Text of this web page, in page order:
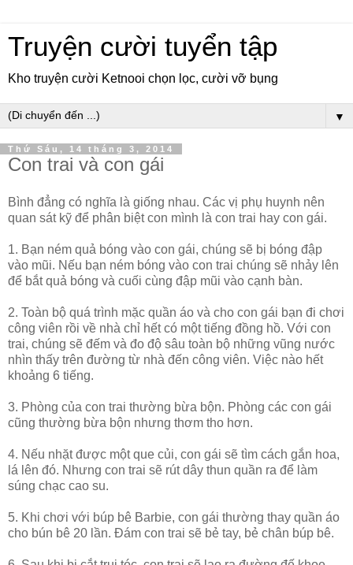
Truyện cười tuyển tập
Kho truyện cười Ketnooi chọn lọc, cười vỡ bụng
▼
Thứ Sáu, 14 tháng 3, 2014
Con trai và con gái
Bình đẳng có nghĩa là giống nhau. Các vị phụ huynh nên
quan sát kỹ để phân biệt con mình là con trai hay con gái.
1. Bạn ném quả bóng vào con gái, chúng sẽ bị bóng đập
vào mũi. Nếu bạn ném bóng vào con trai chúng sẽ nhảy lên
để bắt quả bóng và cuối cùng đập mũi vào cạnh bàn.
2. Toàn bộ quá trình mặc quần áo và cho con gái bạn đi chơi
công viên rồi về nhà chỉ hết có một tiếng đồng hồ. Với con
trai, chúng sẽ đếm và đo độ sâu toàn bộ những vũng nước
nhìn thấy trên đường từ nhà đến công viên. Việc nào hết
khoảng 6 tiếng.
3. Phòng của con trai thường bừa bộn. Phòng các con gái
cũng thường bừa bộn nhưng thơm tho hơn.
4. Nếu nhặt được một que củi, con gái sẽ tìm cách gắn hoa,
lá lên đó. Nhưng con trai sẽ rút dây thun quần ra để làm
súng chạc cao su.
5. Khi chơi với búp bê Barbie, con gái thường thay quần áo
cho bún bê 20 lần. Đám con trai sẽ bẻ tay, bẻ chân búp bê.